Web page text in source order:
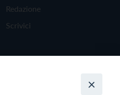
Redazione
Scrivici